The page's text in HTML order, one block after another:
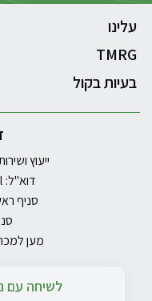
עלינו
TMRG
בעיות בקול
ייעוץ ושירות
דוא"ל:
סניף
מען למכתבים:
לשיחה עם